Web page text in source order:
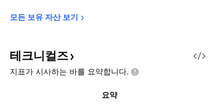
모든 보유 자산 보기
테크니컬즈
지표가 시사하는 바를 요약합니다.
요약